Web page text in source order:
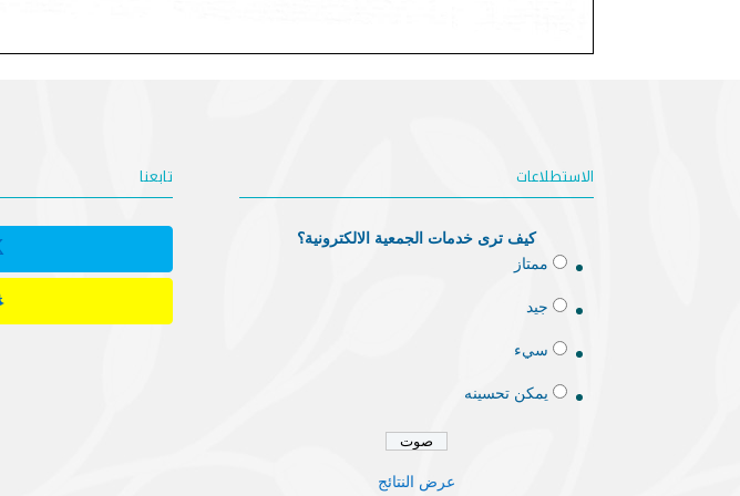
الاستطلاعات
كيف ترى خدمات الجمعية الالكترونية؟
ممتاز
جيد
سيء
يمكن تحسينه
عرض النتائج
تابعنا